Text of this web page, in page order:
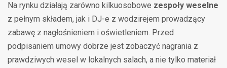
Na rynku działają zarówno kilkuosobowe zespoły weselne
z pełnym składem, jak i DJ-e z wodzirejem prowadzący
zabawę z nagłośnieniem i oświetleniem. Przed
podpisaniem umowy dobrze jest zobaczyć nagrania z
prawdziwych wesel w lokalnych salach, a nie tylko materiał